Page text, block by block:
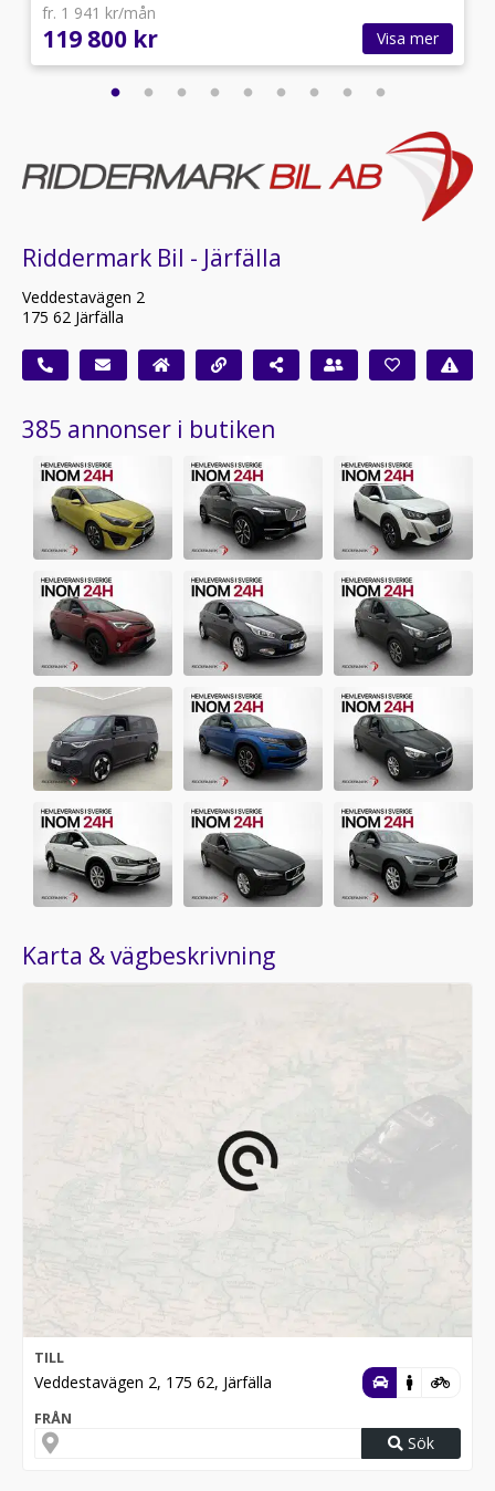
fr. 1 941 kr/mån
119 800 kr Visa mer
Riddermark Bil - Järfälla
Veddestavägen 2
175 62 Järfälla
385 annonser i butiken
Karta & vägbeskrivning
TILL
Veddestavägen 2, 175 62, Järfälla
FRÅN
Sök